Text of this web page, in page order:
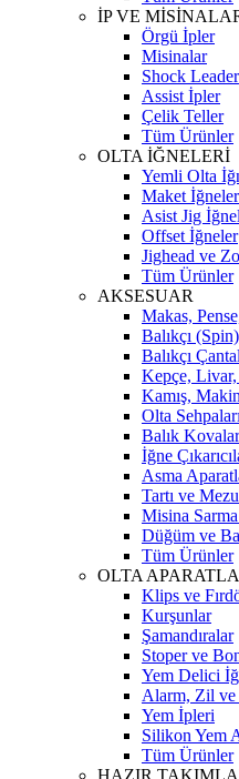
İP VE
Örgü İpler
Misinalar
Shock Leader
Assist İpler
Çelik Teller
Tüm Ürünler
OLTA İĞNELERİ
Yemli Olta
Maket
Asist Jig
Offset İğneler
Jighead ve
Tüm Ürünler
AKSESUAR
Makas,
Balıkçı
Balıkçı
Kepçe, Livar,
Kamış,
Olta Sehpaları
Balık
İğne
Asma
Tartı ve
Misina
Düğüm ve
Tüm Ürünler
OLTA
Klips ve
Kurşunlar
Şamandıralar
Stoper ve
Yem Delici
Alarm, Zil ve
Yem İpleri
Silikon Yem
Tüm Ürünler
HAZIR